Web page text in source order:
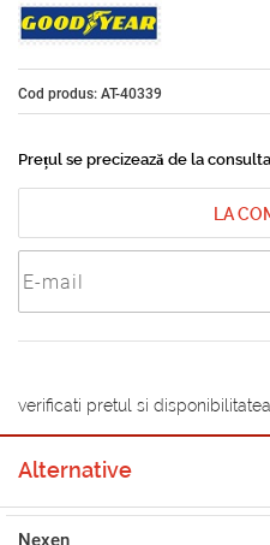
Cod produs: AT-40339
Prețul se precizează de la
LA
verificati pretul si
Alternative
Nexen